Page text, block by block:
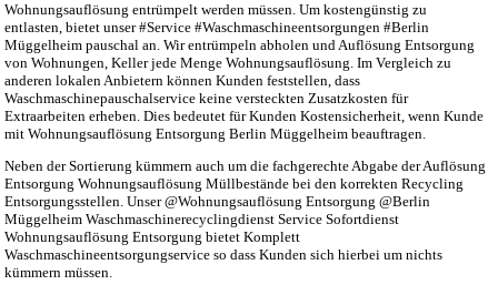
Wohnungsauflösung entrümpelt werden müssen. Um kostengünstig zu
entlasten, bietet unser #Service #Waschmaschineentsorgungen #Berlin
Müggelheim pauschal an. Wir entrümpeln abholen und Auflösung Entsorgung
von Wohnungen, Keller jede Menge Wohnungsauflösung. Im Vergleich zu
anderen lokalen Anbietern können Kunden feststellen, dass
Waschmaschinepauschalservice keine versteckten Zusatzkosten für
Extraarbeiten erheben. Dies bedeutet für Kunden Kostensicherheit, wenn Kunde
mit Wohnungsauflösung Entsorgung Berlin Müggelheim beauftragen.
Neben der Sortierung kümmern auch um die fachgerechte Abgabe der Auflösung
Entsorgung Wohnungsauflösung Müllbestände bei den korrekten Recycling
Entsorgungsstellen. Unser @Wohnungsauflösung Entsorgung @Berlin
Müggelheim Waschmaschinerecyclingdienst Service Sofortdienst
Wohnungsauflösung Entsorgung bietet Komplett
Waschmaschineentsorgungservice so dass Kunden sich hierbei um nichts
kümmern müssen.